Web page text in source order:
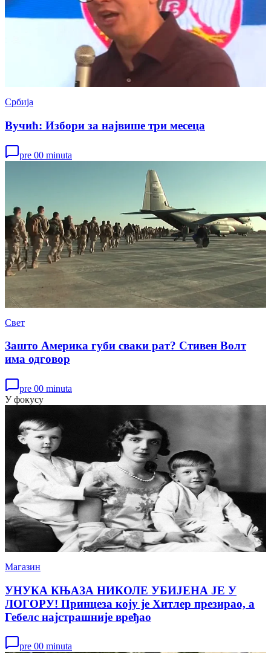
Србија
Вучић: Избори за највише три месеца
pre 00 minuta
Свет
Зашто Америка губи сваки рат? Стивен Волт
има одговор
pre 00 minuta
У фокусу
Магазин
УНУКА КЊАЗА НИКОЛЕ УБИЈЕНА ЈЕ У
ЛОГОРУ! Принцеза коју је Хитлер презирао, а
Гебелс најстрашније вређао
pre 00 minuta